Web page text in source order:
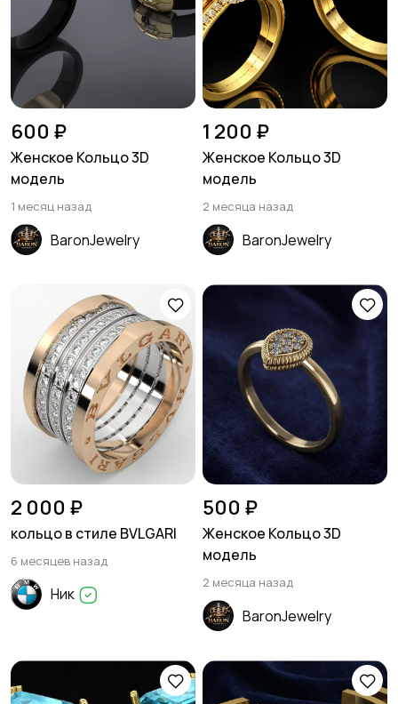
600 ₽
Женское Кольцо 3D
модель
1 месяц назад
BaronJewelry
1 200 ₽
Женское Кольцо 3D
модель
2 месяца назад
BaronJewelry
2 000 ₽
кольцо в стиле BVLGARI
6 месяцев назад
Ник
500 ₽
Женское Кольцо 3D
модель
2 месяца назад
BaronJewelry